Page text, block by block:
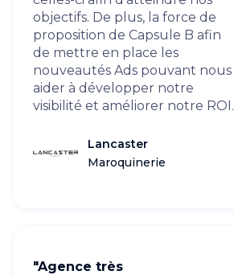
objectifs. De plus, la force de
proposition de Capsule B afin
de mettre en place les
nouveautés Ads pouvant nous
aider à développer notre
visibilité et améliorer notre ROI.
Lancaster
Maroquinerie
"Agence très